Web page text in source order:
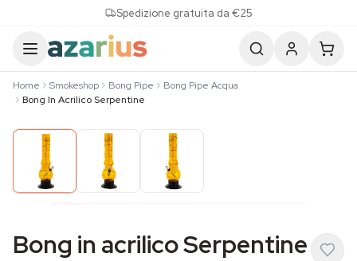
Spedizione gratuita da €25
Home Smokeshop Bong Pipe
Bong Pipe Acqua
Bong In Acrilico Serpentine
Bong in acrilico Serpentine